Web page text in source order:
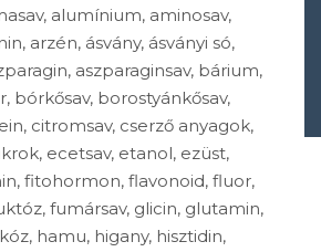
alumínium, aminosav,
arzén, ásvány, ásványi só,
aszparaginsav, bárium,
bórkősav, borostyánkősav,
citromsav, cserző anyagok,
ecetsav, etanol, ezüst,
fitohormon, flavonoid, fluor,
fumársav, glicin, glutamin,
hamu, higany, hisztidin,